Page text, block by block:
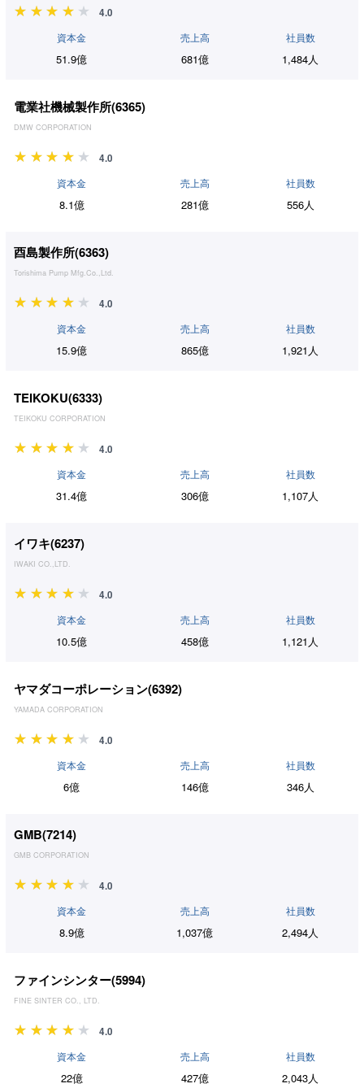
4.0
資本金
51.9億
売上高
681億
社員数
1,484人
電業社機械製作所(6365)
DMW CORPORATION
4.0
資本金
8.1億
売上高
281億
社員数
556人
酉島製作所(6363)
Torishima Pump Mfg.Co.,Ltd.
4.0
資本金
15.9億
売上高
865億
社員数
1,921人
TEIKOKU(6333)
TEIKOKU CORPORATION
4.0
資本金
31.4億
売上高
306億
社員数
1,107人
イワキ(6237)
IWAKI CO.,LTD.
4.0
資本金
10.5億
売上高
458億
社員数
1,121人
ヤマダコーポレーション(6392)
YAMADA CORPORATION
4.0
資本金
6億
売上高
146億
社員数
346人
GMB(7214)
GMB CORPORATION
4.0
資本金
8.9億
売上高
1,037億
社員数
2,494人
ファインシンター(5994)
FINE SINTER CO., LTD.
4.0
資本金
22億
売上高
427億
社員数
2,043人